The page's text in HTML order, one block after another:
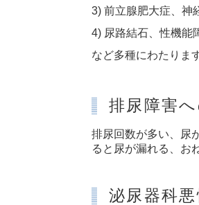
3) 前立腺肥大症、神
4) 尿路結石、性機能
など多種にわたりま
排尿障害
排尿回数が多い、尿
ると尿が漏れる、お
泌尿器科